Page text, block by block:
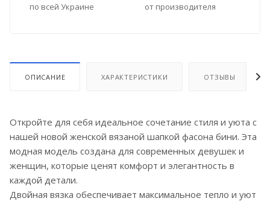
по всей Украине
от производителя
ОПИСАНИЕ ХАРАКТЕРИСТИКИ ОТЗЫВЫ
Откройте для себя идеальное сочетание стиля и уюта с
нашей новой женской вязаной шапкой фасона бини. Эта
модная модель создана для современных девушек и
женщин, которые ценят комфорт и элегантность в
каждой детали.
Двойная вязка обеспечивает максимальное тепло и уют